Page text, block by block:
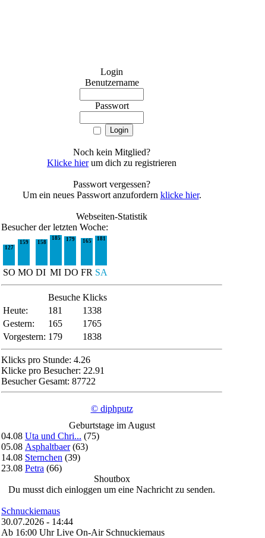
Login
Benutzername
Passwort
Noch kein Mitglied?
Klicke hierum dich zu registrieren
Passwort vergessen?
Um ein neues Passwort anzufordern klicke hier.
Webseiten-Statistik
Besucher der letzten Woche:
127
159 158
185 179 165 181
SO MO DI MI DO FR SA
Besuche Klicks
Heute:
181
1338
Gestern:
165
1765
Vorgestern: 179 1838
Klicks pro Stunde: 4.26
Klicke pro Besucher: 22.91
Besucher Gesamt: 87722
© diphputz
Geburtstage im August
04.08 Uta und Chri... (75)
05.08 Asphaltbaer(63)
14.08 Sternchen (39)
23.08 Petra (66)
Shoutbox
Du musst dich einloggen um eine Nachricht zu senden.
Schnuckiemaus
30.07.2026 - 14:44
Ab 16:00 Uhr Live On-Air Schnuckiemaus